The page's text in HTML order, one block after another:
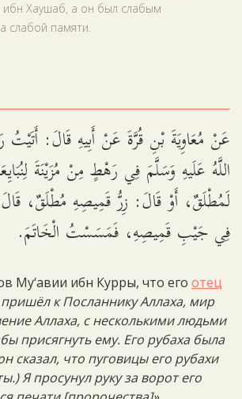
Хаушаб, а он был слабым
слабой памяти.
عَنْ مُعَاوِيَةَ بْنِ قُرَّةَ عَنْ أَبِيهِ قَالَ:
اللَّهُ عَلَيهِ وَسَلَّمَ فِي رَهْطٍ مِنْ مُزَيْنَةَ
لَمُطْلَقٌ، أَوْ قَالَ: زِرُّ قَمِيصِهِ مُطْلَقٌ،
فِي جَيْبِ قَمِيصِهِ، فَمَسَسْتُ الْخَاتَمَ.
Му‘авии ибн Курры, что его отец
к Посланнику Аллаха, мир
Аллаха, с несколькими людьми
присягнуть ему. Его рубаха была
сказал, что пуговицы его рубахи
Я просунул руку за ворот его